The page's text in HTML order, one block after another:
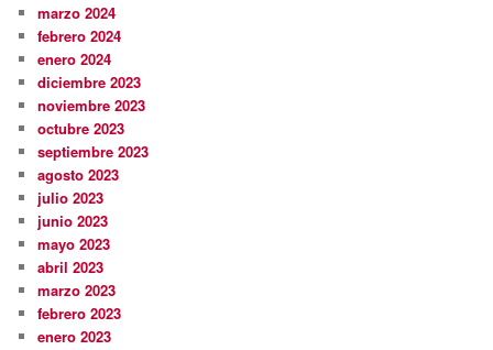
marzo 2024
febrero 2024
enero 2024
diciembre 2023
noviembre 2023
octubre 2023
septiembre 2023
agosto 2023
julio 2023
junio 2023
mayo 2023
abril 2023
marzo 2023
febrero 2023
enero 2023